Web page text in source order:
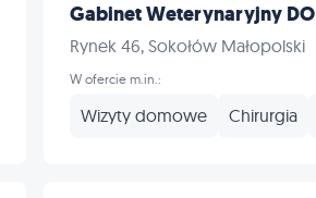
Gabinet Weterynaryjny
Rynek 46, Sokołów Małopolski
W ofercie m.in.:
Wizyty domowe Chirurgia